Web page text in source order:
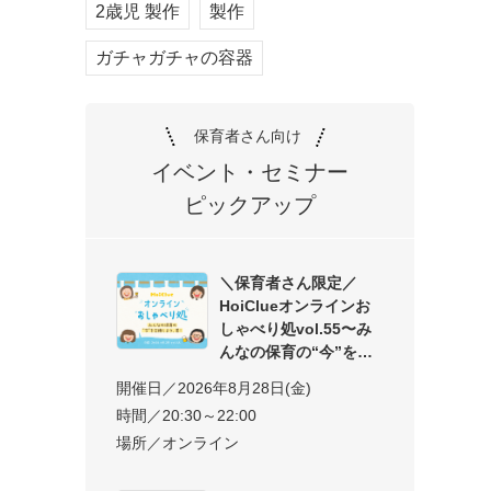
2歳児 製作 製作
ガチャガチャの容器
保育者さん向け
イベント・セミナー
ピックアップ
＼保育者さん限定／
HoiClueオンラインお
しゃべり処vol.55〜み
んなの保育の“今”を交
開催日／2026年8月28日(金)
時間／20:30～22:00
場所／オンライン